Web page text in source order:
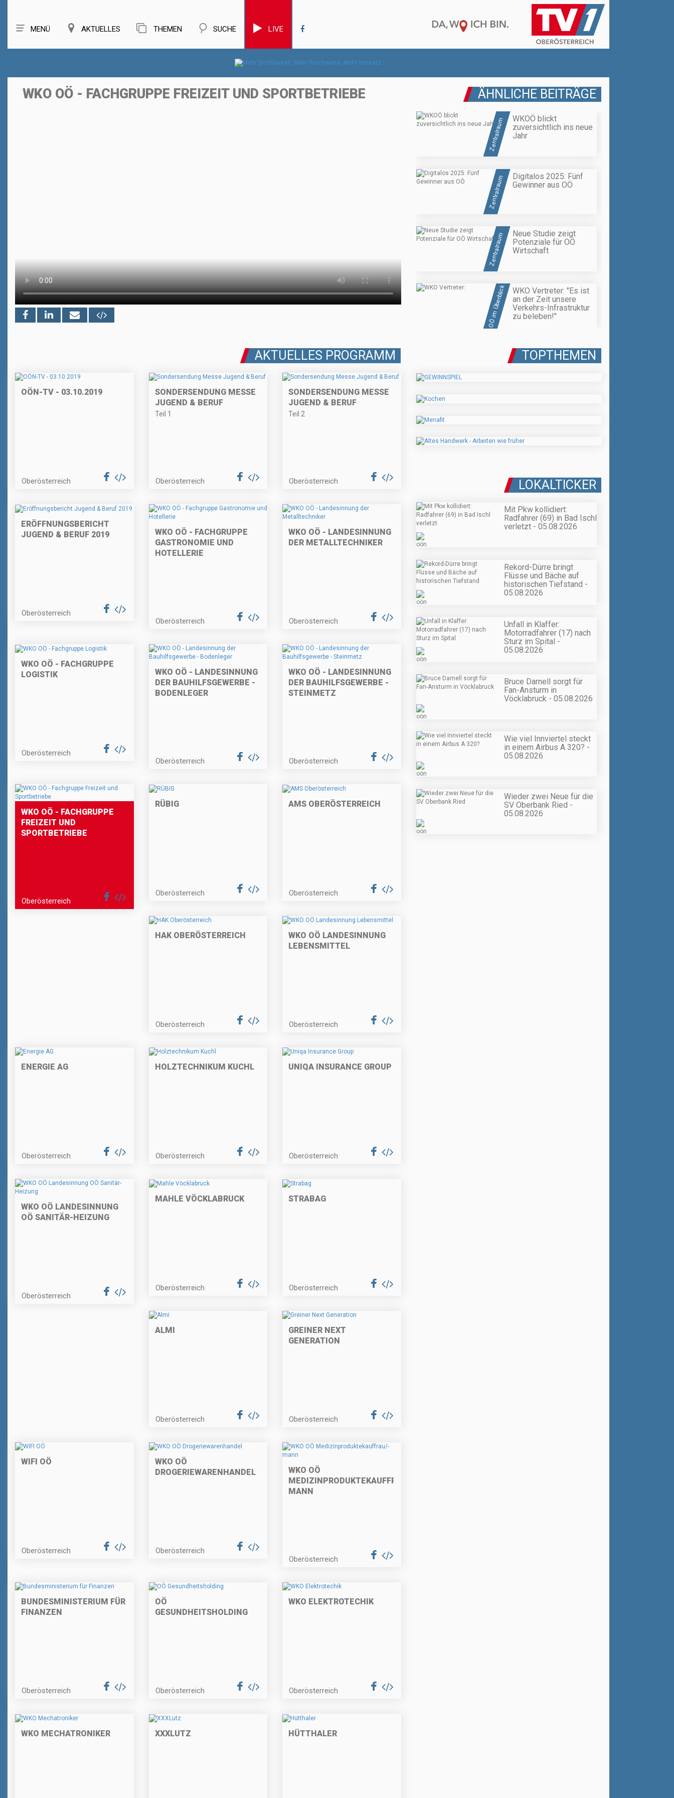
MENÜ AKTUELLES THEMEN SUCHE LIVE
WKO OÖ - FACHGRUPPE FREIZEIT UND SPORTBETRIEBE ÄHNLICHE BEITRÄGE
Zentralraum
WKOÖ blickt
zuversichtlich ins neue
Jahr
Zentralraum
Digitalos 2025: Fünf
Gewinner aus OÖ
Zentralraum
Neue Studie zeigt
Potenziale für OÖ
Wirtschaft
OÖ im Überblick
WKO Vertreter: "Es ist
an der Zeit unsere
Verkehrs-Infrastruktur
zu beleben!"
AKTUELLES PROGRAMM
OÖN-TV - 03.10.2019
Oberösterreich
SONDERSENDUNG MESSE
JUGEND & BERUF
Teil 1
Oberösterreich
SONDERSENDUNG MESSE
JUGEND & BERUF
Teil 2
Oberösterreich
ERÖFFNUNGSBERICHT
JUGEND & BERUF 2019
Oberösterreich
WKO OÖ - FACHGRUPPE
GASTRONOMIE UND
HOTELLERIE
Oberösterreich
WKO OÖ - LANDESINNUNG
DER METALLTECHNIKER
Oberösterreich
WKO OÖ - FACHGRUPPE
LOGISTIK
Oberösterreich
WKO OÖ - LANDESINNUNG
DER BAUHILFSGEWERBE -
BODENLEGER
Oberösterreich
WKO OÖ - LANDESINNUNG
DER BAUHILFSGEWERBE -
STEINMETZ
Oberösterreich
WKO OÖ - FACHGRUPPE
FREIZEIT UND
SPORTBETRIEBE
Oberösterreich
RÜBIG
Oberösterreich
AMS OBERÖSTERREICH
Oberösterreich
HAK OBERÖSTERREICH
Oberösterreich
WKO OÖ LANDESINNUNG
LEBENSMITTEL
Oberösterreich
ENERGIE AG
Oberösterreich
HOLZTECHNIKUM KUCHL
Oberösterreich
UNIQA INSURANCE GROUP
Oberösterreich
WKO OÖ LANDESINNUNG
OÖ SANITÄR-HEIZUNG
Oberösterreich
MAHLE VÖCKLABRUCK
Oberösterreich
STRABAG
Oberösterreich
ALMI
Oberösterreich
GREINER NEXT
GENERATION
Oberösterreich
WIFI OÖ
Oberösterreich
WKO OÖ
DROGERIEWARENHANDEL
Oberösterreich
WKO OÖ
MEDIZINPRODUKTEKAUFFRAU/-
MANN
Oberösterreich
BUNDESMINISTERIUM FÜR
FINANZEN
Oberösterreich
OÖ
GESUNDHEITSHOLDING
Oberösterreich
WKO ELEKTROTECHIK
Oberösterreich
WKO MECHATRONIKER XXXLUTZ HÜTTHALER
TOPTHEMEN
LOKALTICKER
Mit Pkw kollidiert:
Radfahrer (69) in Bad Ischl
verletzt - 05.08.2026
Rekord-Dürre bringt
Flüsse und Bäche auf
historischen Tiefstand -
05.08.2026
Unfall in Klaffer:
Motorradfahrer (17) nach
Sturz im Spital -
05.08.2026
Bruce Darnell sorgt für
Fan-Ansturm in
Vöcklabruck - 05.08.2026
Wie viel Innviertel steckt
in einem Airbus A 320? -
05.08.2026
Wieder zwei Neue für die
SV Oberbank Ried -
05.08.2026